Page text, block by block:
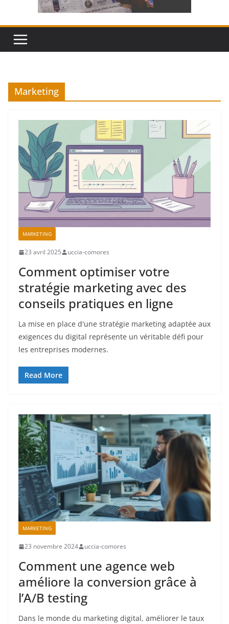
Marketing
MARKETING
23 avril 2025 uccia-comores
Comment optimiser votre
stratégie marketing avec des
conseils pratiques en ligne
La mise en place d'une stratégie marketing adaptée aux
exigences du digital représente un véritable défi pour
les entreprises modernes.
Read More
MARKETING
23 novembre 2024 uccia-comores
Comment une agence web
améliore la conversion grâce à
l’A/B testing
Dans le monde du marketing digital, améliorer le taux